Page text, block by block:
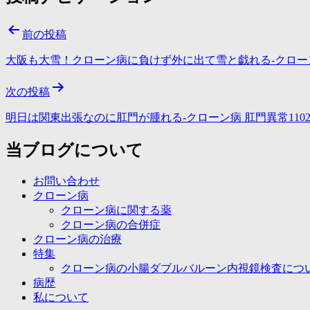
前の投稿
大阪も大雪！クローン病に負けず外に出て雪と戯れる-クロー
次の投稿
明日は関東出張なのに肛門が腫れる-クローン病 肛門異常
当ブログについて
お問い合わせ
クローン病
クローン病に関する薬
クローン病の合併症
クローン病の治療
特集
クローン病の小腸ダブルバルーン内視鏡検査につ
病歴
私について